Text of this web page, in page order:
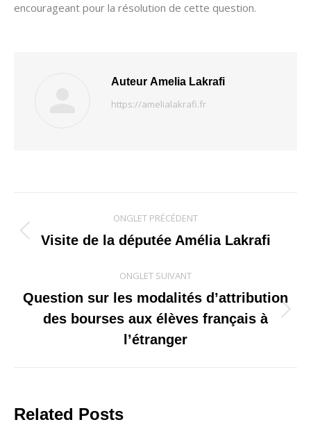
encourageant pour la résolution de cette question.
Auteur Amelia Lakrafi
https://amelialakrafi.fr
de
commentaire
ONGLET PRÉCÉDENT
Onglet
Visite de la députée Amélia Lakrafi
ONGLET SUIVANT
Onglet
suivant
Question sur les modalités d’attribution
des bourses aux élèves français à
l’étranger
Related Posts